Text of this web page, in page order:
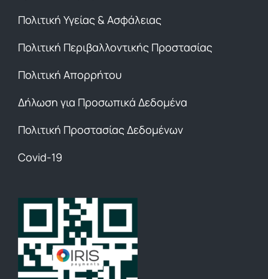
Πολιτική Υγείας & Ασφάλειας
Πολιτική Περιβαλλοντικής Προστασίας
Πολιτική Απορρήτου
Δήλωση για Προσωπικά Δεδομένα
Πολιτική Προστασίας Δεδομένων
Covid-19